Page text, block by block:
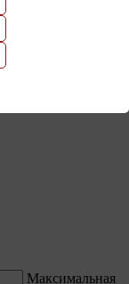
Максимальная